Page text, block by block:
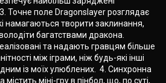
Точне поле Dragonslayer розглядає
намагаються творити заклинання,
багатствами дракона.
та надають гравцям більше
між іграми, ніж будь-які інші
із моїх улюблених. 4. Синхронна
міні-гру в пінбол, що, по суті,